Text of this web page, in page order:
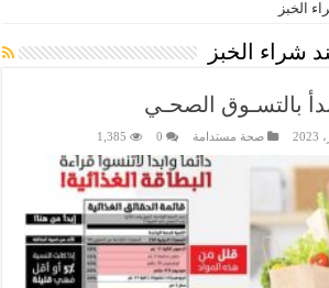
الخبز
شراء الخبز
بالتسـوق الصحـي
صحة مستدامة 0
1,385